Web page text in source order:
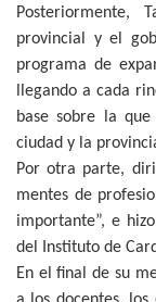
Posteriormente,
provincial y el
programa de
llegando a cada
base sobre la
ciudad y la
Por otra parte,
mentes de
importante”, e
del Instituto de
En el final de su